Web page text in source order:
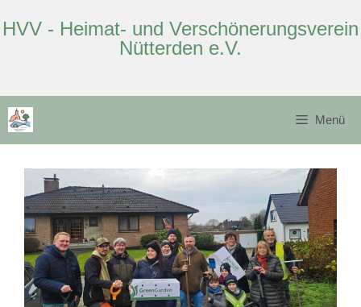
HVV - Heimat- und Verschönerungsverein
Nütterden e.V.
springen
Menü